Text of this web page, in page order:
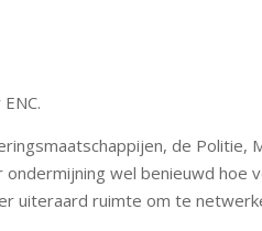
de Politie,
wel benieuwd
uiteraard ruimte om te